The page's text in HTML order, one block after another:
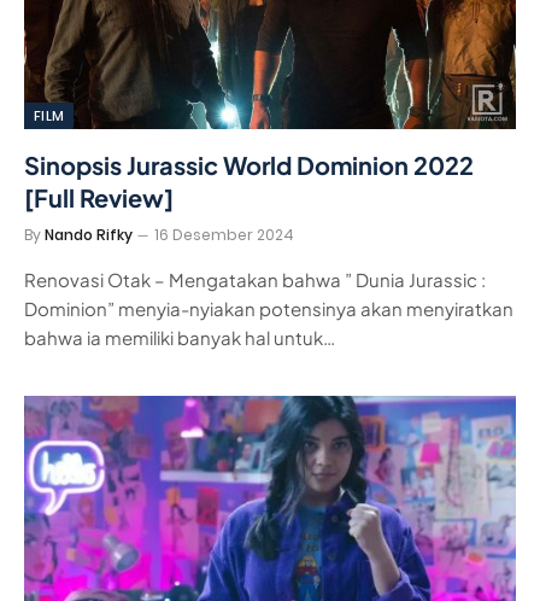
FILM
Sinopsis Jurassic World Dominion 2022
[Full Review]
ByNando Rifky 16 Desember 2024
Renovasi Otak – Mengatakan bahwa ” Dunia Jurassic :
Dominion” menyia-nyiakan potensinya akan menyiratkan
bahwa ia memiliki banyak hal untuk…